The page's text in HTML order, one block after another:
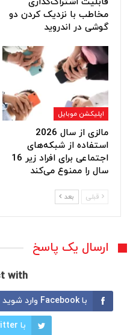
مخاطب با نزدیک کردن دو
گوشی در اندروید
اپلیکشن موبایل
مالزی از سال 2026
استفاده از شبکه‌های
اجتماعی برای افراد زیر 16
سال را ممنوع می‌کند
قبلی بعد
ارسال یک پاسخ
with:
با Facebook وارد شوید
با Twitter وارد شوید